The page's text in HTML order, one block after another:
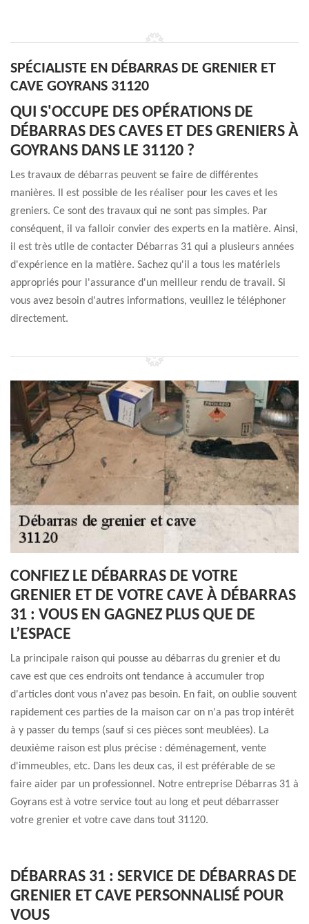
SPÉCIALISTE EN DÉBARRAS DE GRENIER ET
CAVE GOYRANS 31120
QUI S'OCCUPE DES OPÉRATIONS DE
DÉBARRAS DES CAVES ET DES GRENIERS À
GOYRANS DANS LE 31120 ?
Les travaux de débarras peuvent se faire de différentes
manières. Il est possible de les réaliser pour les caves et les
greniers. Ce sont des travaux qui ne sont pas simples. Par
conséquent, il va falloir convier des experts en la matière. Ainsi,
il est très utile de contacter Débarras 31 qui a plusieurs années
d'expérience en la matière. Sachez qu'il a tous les matériels
appropriés pour l'assurance d'un meilleur rendu de travail. Si
vous avez besoin d'autres informations, veuillez le téléphoner
directement.
CONFIEZ LE DÉBARRAS DE VOTRE
GRENIER ET DE VOTRE CAVE À DÉBARRAS
31 : VOUS EN GAGNEZ PLUS QUE DE
L’ESPACE
La principale raison qui pousse au débarras du grenier et du
cave est que ces endroits ont tendance à accumuler trop
d'articles dont vous n'avez pas besoin. En fait, on oublie souvent
rapidement ces parties de la maison car on n'a pas trop intérêt
à y passer du temps (sauf si ces pièces sont meublées). La
deuxième raison est plus précise : déménagement, vente
d'immeubles, etc. Dans les deux cas, il est préférable de se
faire aider par un professionnel. Notre entreprise Débarras 31 à
Goyrans est à votre service tout au long et peut débarrasser
votre grenier et votre cave dans tout 31120.
DÉBARRAS 31 : SERVICE DE DÉBARRAS DE
GRENIER ET CAVE PERSONNALISÉ POUR
VOUS